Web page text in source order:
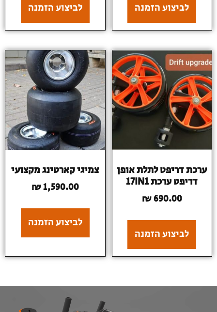
לביצוע הזמנה לביצוע הזמנה
ערכת דריפט לתלת אופן
דריפט ערכת 17IN1
₪690.00
לביצוע הזמנה
צמיגי קארטינג מקצועי
₪1,590.00
לביצוע הזמנה